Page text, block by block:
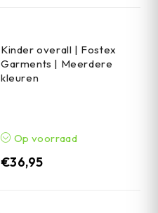
Kinder overall | Fostex
Garments | Meerdere
kleuren
Op voorraad
€36,95